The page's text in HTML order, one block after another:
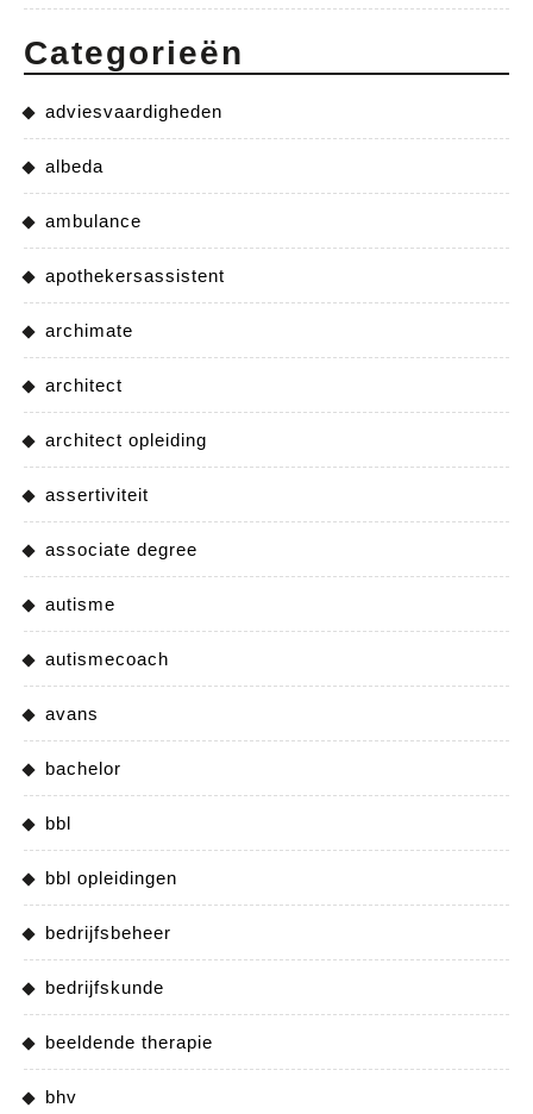
Categorieën
adviesvaardigheden
albeda
ambulance
apothekersassistent
archimate
architect
architect opleiding
assertiviteit
associate degree
autisme
autismecoach
avans
bachelor
bbl
bbl opleidingen
bedrijfsbeheer
bedrijfskunde
beeldende therapie
bhv